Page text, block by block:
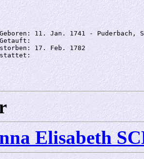
11. Jan. 1741 - Puderbach,
Getauft:
17. Feb. 1782
Elisabeth